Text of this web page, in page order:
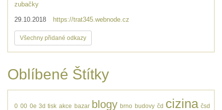
zubačky
29.10.2018 https://trat345.webnode.cz
Všechny přidané odkazy
Oblíbené Štítky
0 00 0e 3d tisk akce bazar blogy brno budovy čd cizina čsd